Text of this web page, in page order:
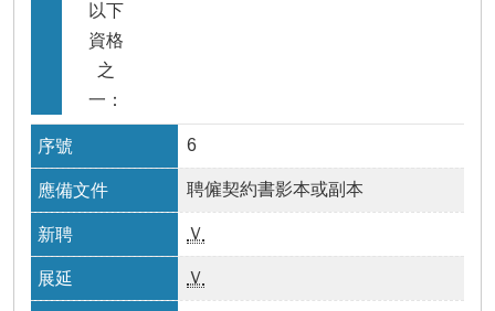
以下
資格
之
一：
6
聘僱契約書影本或副本
Ｖ
Ｖ